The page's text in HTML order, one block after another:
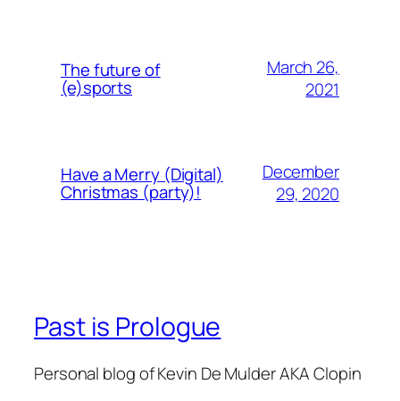
The future of
(e)sports
March 26,
2021
Have a Merry (Digital)
Christmas (party)!
December
29, 2020
Past is Prologue
Personal blog of Kevin De Mulder AKA Clopin